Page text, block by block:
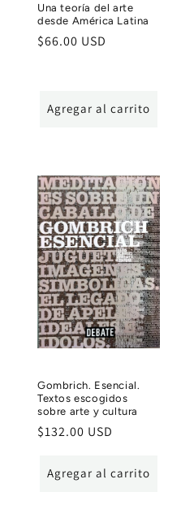
Una teoría del arte
desde América Latina
Precio
$66.00 USD
Agregar al carrito
Gombrich. Esencial.
Textos escogidos
sobre arte y cultura
Precio
$132.00 USD
Agregar al carrito